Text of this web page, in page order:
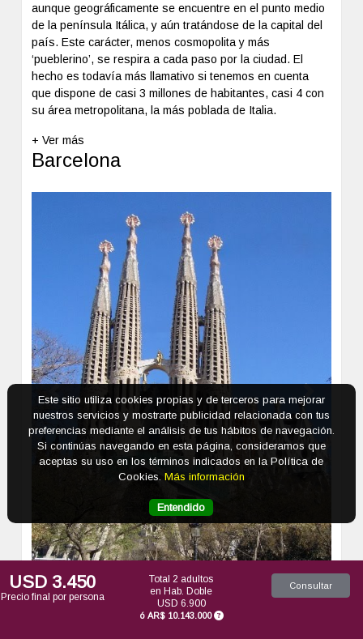
aunque geográficamente se encuentre en el punto medio
de la península Itálica, y aún tratándose de la capital del
país. Este carácter, menos cosmopolita y más
‘pueblerino’, se respira a cada paso por la ciudad. El
hecho es todavía más llamativo si tenemos en cuenta
que dispone de casi 3 millones de habitantes, casi 4 con
su área metropolitana, la más poblada de Italia.
+ Ver más
Barcelona
Previous Next
USD 3.450
Precio final por persona
Total 2 adultos
en Hab. Doble
USD 6.900
ó AR$ 10.143.000
Consultar
Este sitio utiliza cookies propias y de terceros para mejorar
nuestros servicios y mostrarte publicidad relacionada con tus
preferencias mediante el análisis de tus hábitos de navegación.
Si continúas navegando en esta página, consideramos que
aceptas su uso en los términos indicados en la Política de
Cookies. Más información
Entendido